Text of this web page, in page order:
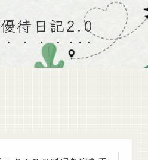
待日記2.0